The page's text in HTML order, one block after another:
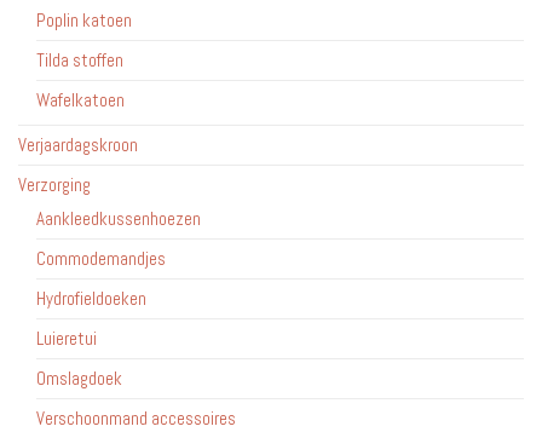
Poplin katoen
Tilda stoffen
Wafelkatoen
Verjaardagskroon
Verzorging
Aankleedkussenhoezen
Commodemandjes
Hydrofieldoeken
Luieretui
Omslagdoek
Verschoonmand accessoires